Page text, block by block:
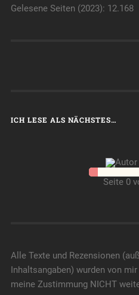
Gelesene Seiten (2023): 12.168
ICH LESE ALS NÄCHSTES…
Seite 0
Alle Texte und Rezensionen
Inhaltsangaben) wurden von
meine Zustimmung NICHT